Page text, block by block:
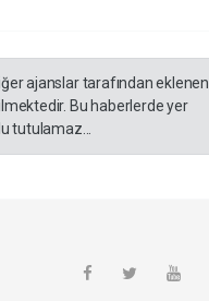
ajanslar tarafından eklenen
Bu haberlerde yer
tutulamaz...